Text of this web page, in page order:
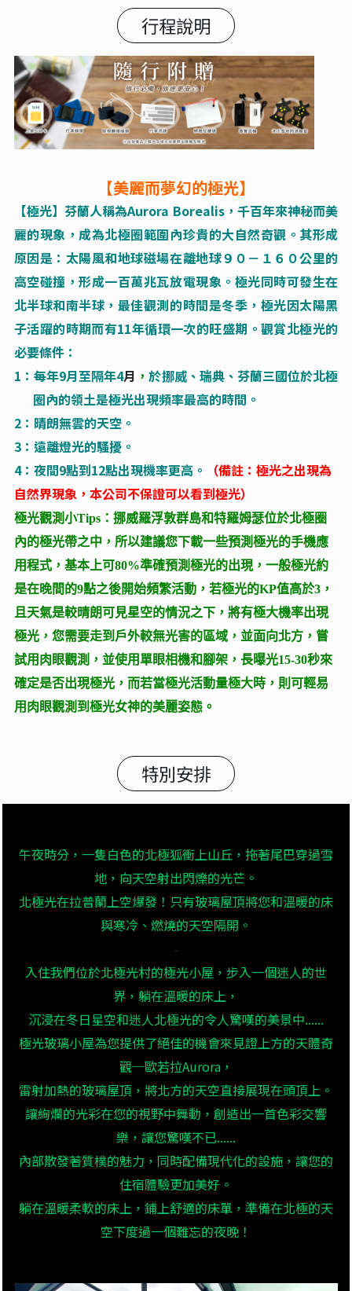
行程說明
【美麗而夢幻的極光】
【極光】芬蘭人稱為Aurora Borealis，千百年來神秘而美
麗的現象，成為北極圈範圍內珍貴的大自然奇觀。其形成
原因是： 太陽風和地球磁場在離地球９０－１６０公里的
高空碰撞，形成一百萬兆瓦放電現象。極光同時可發生在
北半球和南半球，最佳觀測的時間是冬季，極光因太陽黑
子活躍的時期而有11年循環一次的旺盛期。觀賞北極光的
必要條件：
1 ：每年9月至隔年4月 ，於挪威、瑞典、芬蘭三國位於北極
圈內的領土是極光出現頻率最高的時間。
2：晴朗無雲的天空。
3：遠離燈光的騷擾。
4：夜間9點到12點出現機率更高。
（備註：極光之出現為
自然界現象，本公司不保證可以看到極光）
極光觀測小Tips：挪威羅浮敦群島和特羅姆瑟位於北極圈
內的極光帶之中，所以建議您下載一些預測極光的手機應
用程式，基本上可80%準確預測極光的出現，一般極光約
是在晚間的9點之後開始頻繁活動，若極光的KP值高於3，
且天氣是較晴朗可見星空的情況之下，將有極大機率出現
極光，您需要走到戶外較無光害的區域，並面向北方，嘗
試用肉眼觀測，並使用單眼相機和腳架，長曝光15-30秒來
確定是否出現極光，而若當極光活動量極大時，則可輕易
用肉眼觀測到極光女神的美麗姿態。
特別安排
午夜時分，一隻白色的北極狐衝上山丘，拖著尾巴穿過雪
地，向天空射出閃爍的光芒。
北極光在拉普蘭上空爆發！只有玻璃屋頂將您和溫暖的床
與寒冷、燃燒的天空隔開。
-
入住我們位於北極光村的極光小屋，步入一個迷人的世
界，躺在溫暖的床上，
沉浸在冬日星空和迷人北極光的令人驚嘆的美景中......
極光玻璃小屋為您提供了絕佳的機會來見證上方的天體奇
觀─歐若拉Aurora，
雷射加熱的玻璃屋頂，將北方的天空直接展現在頭頂上。
讓絢爛的光彩在您的視野中舞動，創造出一首色彩交響
樂，讓您驚嘆不已......
內部散發著質樸的魅力，同時配備現代化的設施，讓您的
住宿體驗更加美好。
躺在溫暖柔軟的床上，鋪上舒適的床單，準備在北極的天
空下度過一個難忘的夜晚！